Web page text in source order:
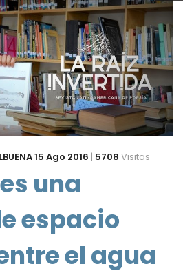
15 Ago 2016 | 5708 Visitas
una
espacio
el agua